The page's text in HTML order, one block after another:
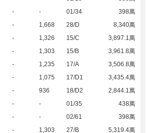
- - 01/34
398萬
- 1,668 28/D
8,340萬
- 1,326 15/C
3,897.1萬
- 1,303 15/B
3,961.8萬
- 1,235 17/A
3,506.8萬
- 1,075 17/D1
3,435.4萬
- 936 18/D2
2,844.1萬
- - 01/35
438萬
- - 02/61
398萬
- 1,303 27/B
5,319.4萬